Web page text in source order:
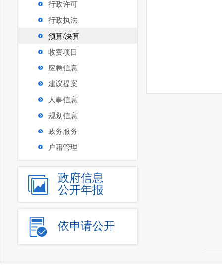
行政许可
行政执法
预算/决算
收费项目
应急信息
建议提案
人事信息
规划信息
政务服务
户籍管理
政府信息
公开年报
依申请公开